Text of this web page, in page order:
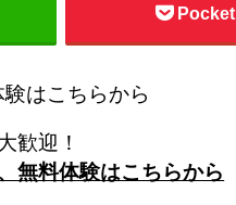
Pocket
はこちらから
歓迎！
無料体験はこちらから